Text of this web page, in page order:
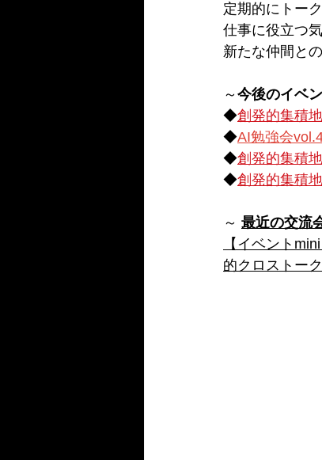
定期的にトー
仕事に役立つ
新たな仲間と
～ 今後のイベ
◆創発的集積
◆AI勉強会
◆創発的集積
◆創発的集積
～ 最近の交流
【イベント
的クロストー